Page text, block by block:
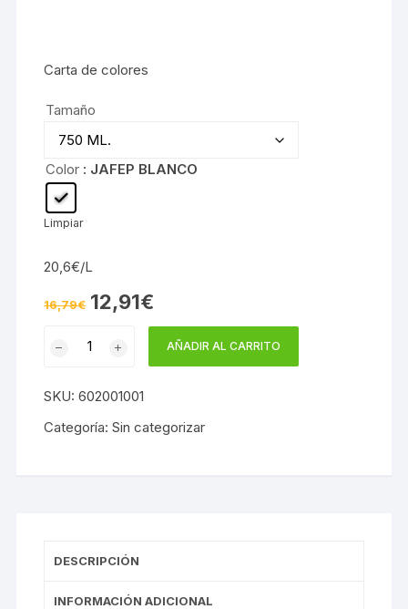
Carta de colores
Tamaño
Color : JAFEP BLANCO
Limpiar
20,6€/L
16,79€ El
precio
era:
16,79€.
12,91€
actual
es:
12,91€.
JAFEP
cantidad
AÑADIR AL CARRITO
SKU:602001001
Categoría:Sin categorizar
DESCRIPCIÓN
INFORMACIÓN ADICIONAL